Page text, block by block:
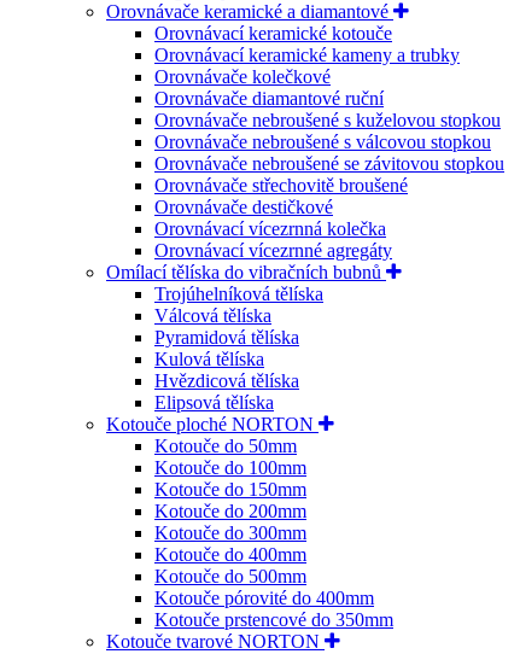
Orovnávače keramické a diamantové
Orovnávací keramické kotouče
Orovnávací keramické kameny a trubky
Orovnávače kolečkové
Orovnávače diamantové ruční
Orovnávače nebroušené s kuželovou stopkou
Orovnávače nebroušené s válcovou stopkou
Orovnávače nebroušené se závitovou stopkou
Orovnávače střechovitě broušené
Orovnávače destičkové
Orovnávací vícezrnná kolečka
Orovnávací vícezrnné agregáty
Omílací tělíska do vibračních bubnů
Trojúhelníková tělíska
Válcová tělíska
Pyramidová tělíska
Kulová tělíska
Hvězdicová tělíska
Elipsová tělíska
Kotouče ploché NORTON
Kotouče do 50mm
Kotouče do 100mm
Kotouče do 150mm
Kotouče do 200mm
Kotouče do 300mm
Kotouče do 400mm
Kotouče do 500mm
Kotouče pórovité do 400mm
Kotouče prstencové do 350mm
Kotouče tvarové NORTON